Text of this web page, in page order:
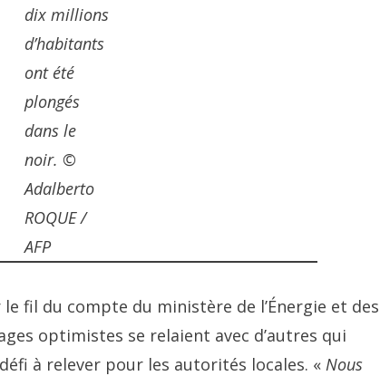
dix millions
d’habitants
ont été
plongés
dans le
noir. ©
Adalberto
ROQUE /
AFP
fil du compte du ministère de l’Énergie et des
optimistes se relaient avec d’autres qui
à relever pour les autorités locales. « Nous